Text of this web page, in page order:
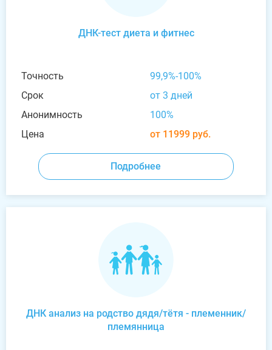
ДНК-тест диета и фитнес
Точность
99,9%-100%
Срок
от 3 дней
Анонимность
100%
Цена
от 11999 руб.
Подробнее
ДНК анализ на родство дядя/тётя - племенник/
племянница